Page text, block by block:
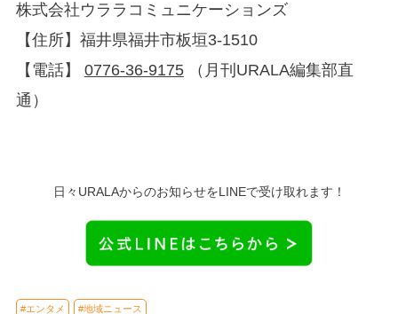
株式会社ウララコミュニケーションズ
【住所】福井県福井市板垣3-1510
【電話】 0776-36-9175（月刊URALA編集部直
通）
日々URALAからのお知らせをLINEで受け取れます！
#エンタメ #地域ニュース